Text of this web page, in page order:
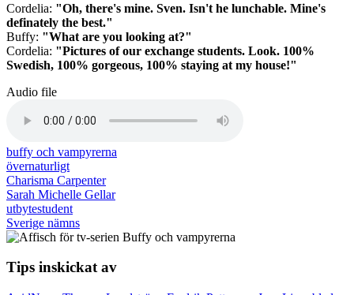
Cordelia: "Oh, there's mine. Sven. Isn't he lunchable. Mine's
definately the best."
Buffy: "What are you looking at?"
Cordelia: "Pictures of our exchange students. Look. 100%
Swedish, 100% gorgeous, 100% staying at my house!"
Audio file
buffy och vampyrerna
övernaturligt
Charisma Carpenter
Sarah Michelle Gellar
utbytestudent
Sverige nämns
Tips inskickat av